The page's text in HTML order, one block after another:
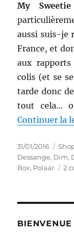
My
aussi suis-je
France, et
aux
colis (et se
tarde donc
tout cela…
Continuer la
Publié
le
31/01/2016
Dessange, Dim,
Box, Polaar 2
BIENVENUE